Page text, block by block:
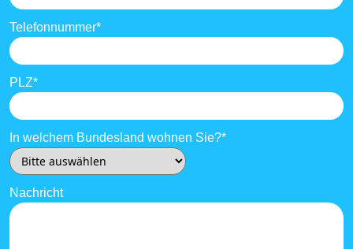
Telefonnummer*
PLZ*
In welchem Bundesland wohnen Sie?*
Nachricht